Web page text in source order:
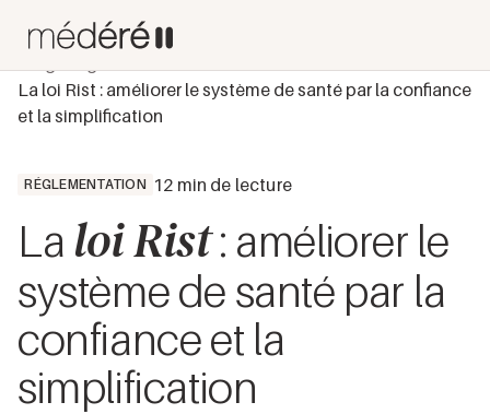
La loi Rist : améliorer le système de santé par la confiance
et la simplification
RÉGLEMENTATION 12 min de lecture
La loi Rist: améliorer le
système de santé par la
confiance et la
simplification